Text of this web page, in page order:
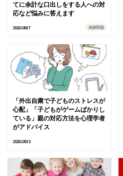
てに余計な口出しをする人への対
応など悩みに答えます
2020.06.17 夫婦関係
「外出自粛で子どものストレスが
心配」「子どもがゲームばかりし
ている」親の対応方法を心理学者
がアドバイス
2020.05.13